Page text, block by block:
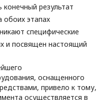
результат
обоих этапах
специфические
и посвящен настоящий
оснащенного
привело к тому,
осуществляется в